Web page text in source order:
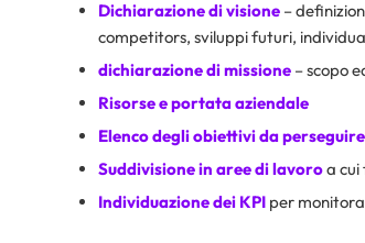
Dichiarazione di visione –
competitors, sviluppi futuri,
dichiarazione di missione – scopo
Risorse e portata aziendale
Elencodegli obiettivi da perseguire
Suddivisione in aree di lavoroa cui
Individuazione dei KPI per